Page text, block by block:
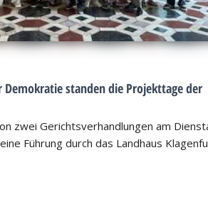
Demokratie standen die Projekttage der
zwei Gerichtsverhandlungen am
Führung durch das Landhaus